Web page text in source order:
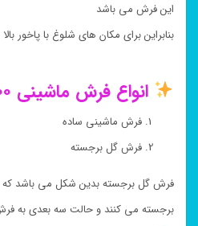
این فرش می باشد
بنابراین برای مکان های شلوغ با پاخور
انواع فرش ماشینی ۱۲۰۰ شانه:
فرش ماشینی ساده
فرش گل برجسته
فرش گل برجسته بدین شکل می باشد که
برجسته می کنند و حالت سه بعدی به